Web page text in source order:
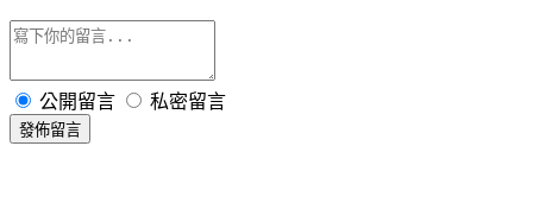
公開留言 私密留言
發佈留言